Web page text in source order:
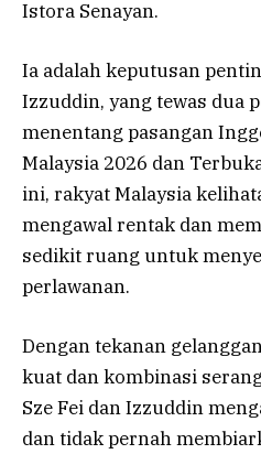
Istora Senayan.
Ia adalah keputusan
Izzuddin, yang tewas dua
menentang pasangan
Malaysia 2026 dan
ini, rakyat Malaysia
mengawal rentak dan
sedikit ruang untuk
perlawanan.
Dengan tekanan
kuat dan kombinasi
Sze Fei dan Izzuddin
dan tidak pernah